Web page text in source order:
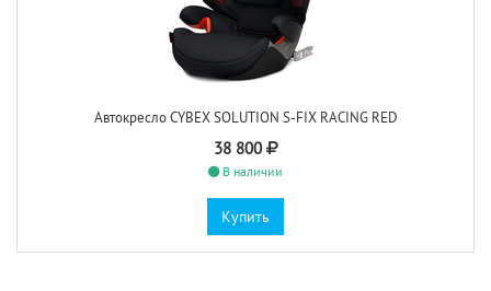
Автокресло CYBEX SOLUTION S-FIX RACING RED
38 800
В наличии
Купить